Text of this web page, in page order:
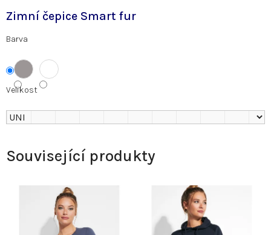
Zimní čepice Smart fur
Barva
Velikost
Související produkty